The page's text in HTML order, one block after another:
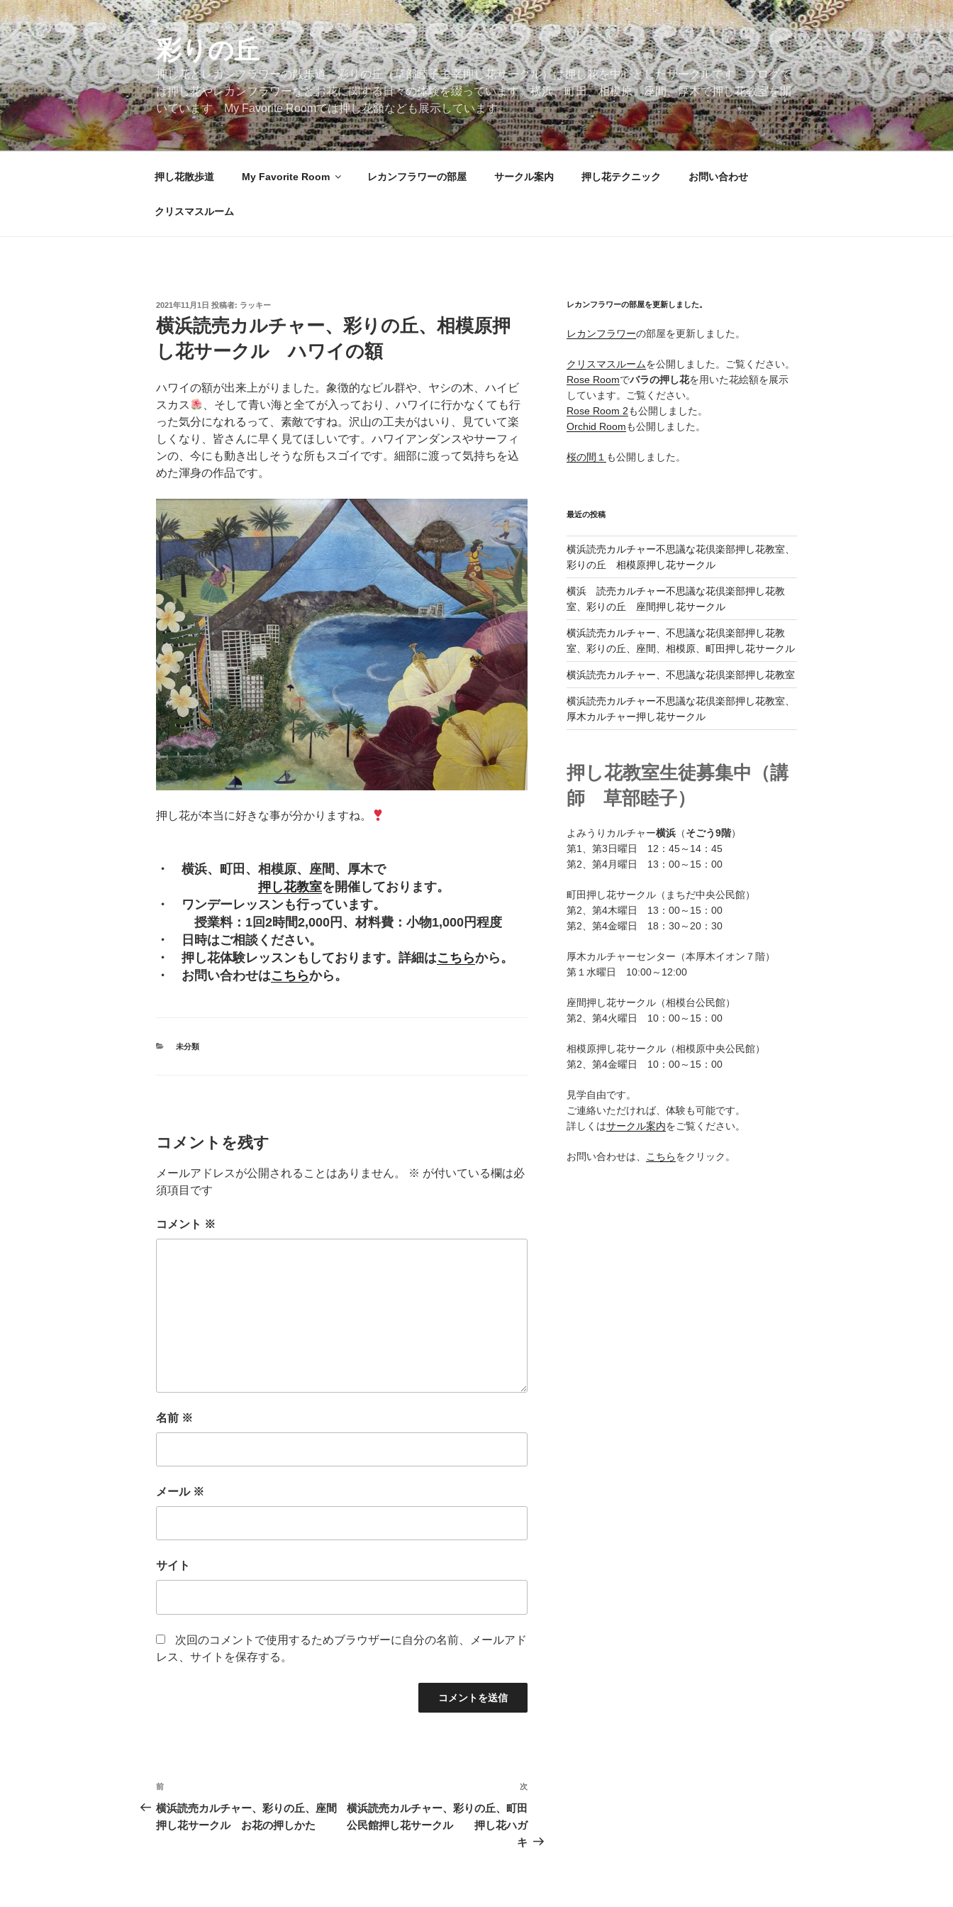
コ
ン
テ
ン
ツ
へ
ス
キ
ッ
彩りの丘
押し花とレカンフラワーの散歩道。彩りの丘（草部睦子主宰押し花サークル）は押し花を中心としたサークルです。ブログで
は押し花やレカンフラワーなどお花に関する日々の体験を綴っています。横浜、町田、相模原、座間、厚木で押し花教室を開
いています。My Favorite Roomでは押し花額なども展示しています。
押し花散歩道 My Favorite Room レカンフラワーの部屋 サークル案内 押し花テクニック お問い合わせ
クリスマスルーム
投
稿
日:
2021年11月1日 投稿者: ラッキー
横浜読売カルチャー、彩りの丘、相模原押
し花サークル ハワイの額
ハワイの額が出来上がりました。象徴的なビル群や、ヤシの木、ハイビ
スカス
、そして青い海と全てが入っており、ハワイに行かなくても行
った気分になれるって、素敵ですね。沢山の工夫がはいり、見ていて楽
しくなり、皆さんに早く見てほしいです。ハワイアンダンスやサーフィ
ンの、今にも動き出しそうな所もスゴイです。細部に渡って気持ちを込
めた渾身の作品です。
押し花が本当に好きな事が分かりますね。
・ 横浜、町田、相模原、座間、厚木で
押し花教室を開催しております。
・ ワンデーレッスンも行っています。
授業料：1回2時間2,000円、材料費：小物1,000円程度
・ 日時はご相談ください。
・ 押し花体験レッスンもしております。詳細はこちらから。
・ お問い合わせはこちらから。
カ
未分類
コメントを残す
メールアドレスが公開されることはありません。 ※ が付いている欄は必
須項目です
コメント ※
名前 ※
メール ※
サイト
次回のコメントで使用するためブラウザーに自分の名前、メールアド
レス、サイトを保存する。
投
稿
ナ
前
の
投
前
横浜読売カルチャー、彩りの丘、座間
押し花サークル お花の押しかた
次
投
稿
次
横浜読売カルチャー、彩りの丘、町田
公民館押し花サークル 押し花ハガ
キ
レカンフラワーの部屋を更新しました。
レカンフラワーの部屋を更新しました。
クリスマスルームを公開しました。ご覧ください。
Rose Roomでバラの押し花を用いた花絵額を展示
しています。ご覧ください。
Rose Room 2も公開しました。
Orchid Roomも公開しました。
桜の間１ も公開しました。
最近の投稿
横浜読売カルチャー不思議な花倶楽部押し花教室、
彩りの丘 相模原押し花サークル
横浜 読売カルチャー不思議な花倶楽部押し花教
室、彩りの丘 座間押し花サークル
横浜読売カルチャー、不思議な花倶楽部押し花教
室、彩りの丘、座間、相模原、町田押し花サークル
横浜読売カルチャー、不思議な花倶楽部押し花教室
横浜読売カルチャー不思議な花倶楽部押し花教室、
厚木カルチャー押し花サークル
押し花教室生徒募集中（講
師 草部睦子）
よみうりカルチャー横浜（そごう9階）
第1、第3日曜日 12：45～14：45
第2、第4月曜日 13：00～15：00
町田押し花サークル（まちだ中央公民館）
第2、第4木曜日 13：00～15：00
第2、第4金曜日 18：30～20：30
厚木カルチャーセンター（本厚木イオン７階）
第１水曜日 10:00～12:00
座間押し花サークル（相模台公民館）
第2、第4火曜日 10：00～15：00
相模原押し花サークル（相模原中央公民館）
第2、第4金曜日 10：00～15：00
見学自由です。
ご連絡いただければ、体験も可能です。
詳しくはサークル案内をご覧ください。
お問い合わせは、 こちらをクリック。